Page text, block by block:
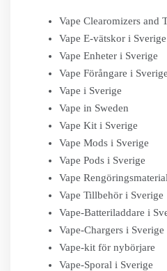
Vape Clearomizers and
Vape E-vätskor i Sverige
Vape Enheter i Sverige
Vape Förångare i Sverige
Vape i Sverige
Vape in Sweden
Vape Kit i Sverige
Vape Mods i Sverige
Vape Pods i Sverige
Vape
Vape Tillbehör i Sverige
Vape-Batteriladdare i
Vape-Chargers i Sverige
Vape-kit för nybörjare
Vape-Sporal i Sverige